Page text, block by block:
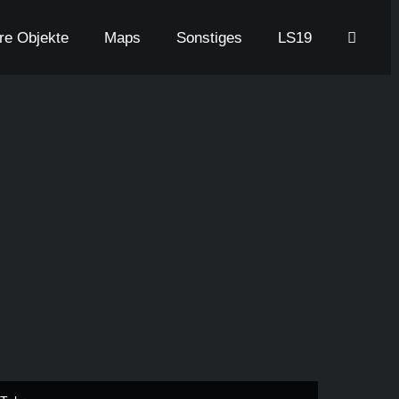
Objekte Maps Sonstiges LS19